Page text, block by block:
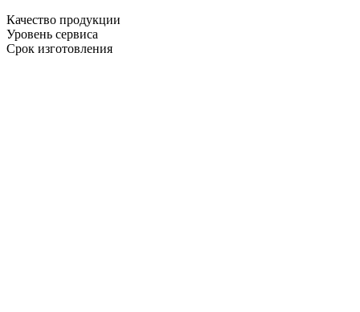
Качество продукции
Уровень сервиса
Срок изготовления